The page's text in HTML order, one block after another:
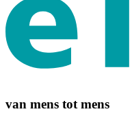
van mens tot mens